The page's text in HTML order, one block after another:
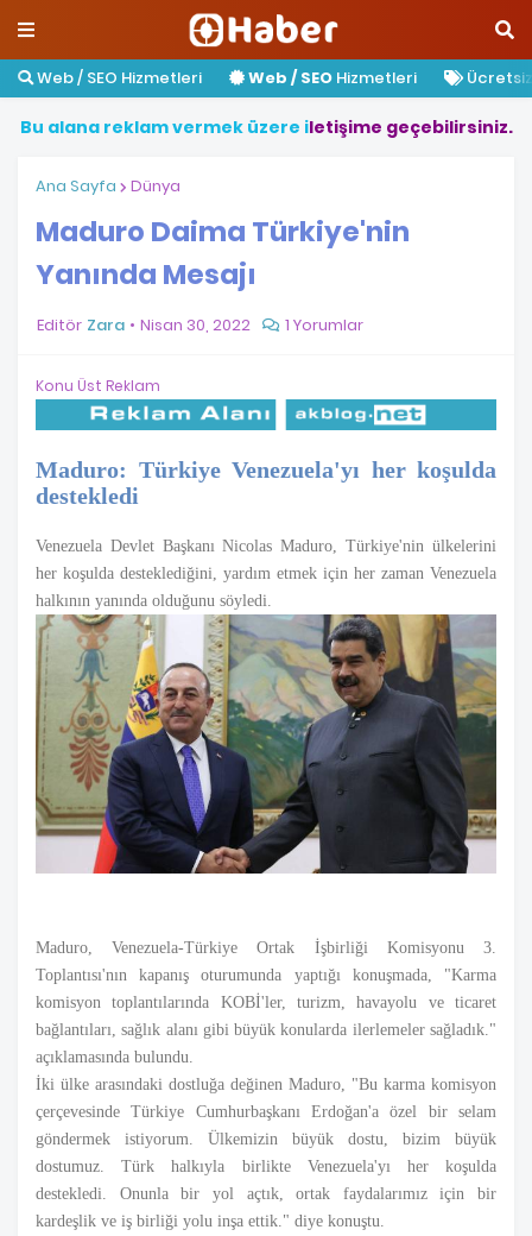
Web / SEO Hizmetleri Web / SEO Hizmetleri
Bu alana reklamvermek üzere iletişime geçebilirsiniz.
Ana Sayfa Dünya
Maduro Daima Türkiye'nin
Yanında Mesajı
Editör Zara Nisan 30, 2022 1 Yorumlar
Konu Üst Reklam
Maduro: Türkiye Venezuela'yı her koşulda
destekledi
Venezuela Devlet Başkanı Nicolas Maduro, Türkiye'nin ülkelerini
her koşulda desteklediğini, yardım etmek için her zaman Venezuela
halkının yanında olduğunu söyledi.
Maduro, Venezuela-Türkiye Ortak İşbirliği Komisyonu 3.
Toplantısı'nın kapanış oturumunda yaptığı konuşmada, "Karma
komisyon toplantılarında KOBİ'ler, turizm, havayolu ve ticaret
bağlantıları, sağlık alanı gibi büyük konularda ilerlemeler sağladık."
açıklamasında bulundu.
İki ülke arasındaki dostluğa değinen Maduro, "Bu karma komisyon
çerçevesinde Türkiye Cumhurbaşkanı Erdoğan'a özel bir selam
göndermek istiyorum. Ülkemizin büyük dostu, bizim büyük
dostumuz. Türk halkıyla birlikte Venezuela'yı her koşulda
destekledi. Onunla bir yol açtık, ortak faydalarımız için bir
kardeşlik ve iş birliği yolu inşa ettik." diye konuştu.